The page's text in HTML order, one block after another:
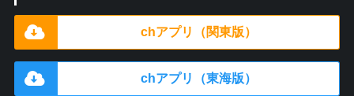
chアプリ（関東版）
chアプリ（東海版）